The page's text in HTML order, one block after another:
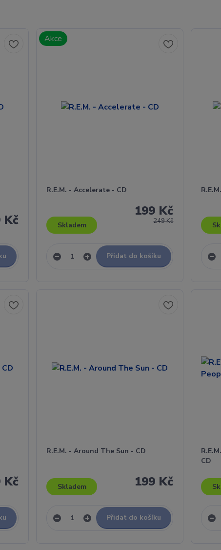
Kč
Akce
R.E.M. - Accelerate - CD
249 Kč
199 Kč
Skladem
Přidat do košíku
Kč
R.E.M. - Around The Sun - CD
199 Kč
Skladem
Přidat do košíku
CD